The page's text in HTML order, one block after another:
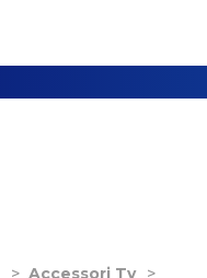
> Accessori Tv
>